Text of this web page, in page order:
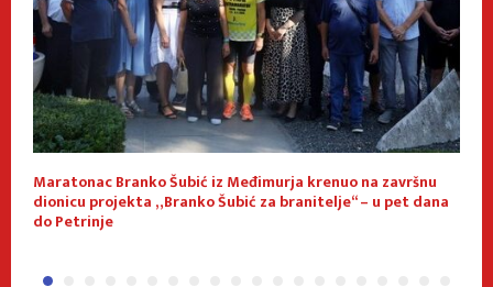
Maratonac Branko Šubić iz Međimurja krenuo na završnu
dionicu projekta „Branko Šubić za branitelje“ – u pet dana
do Petrinje